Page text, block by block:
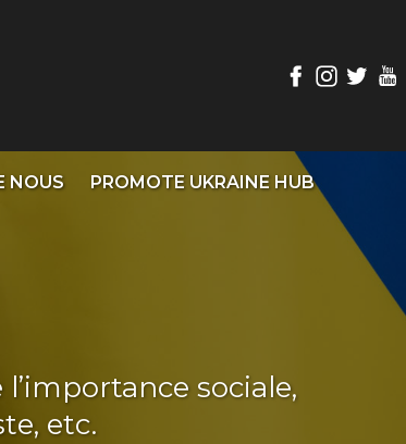
NOUS PROMOTE UKRAINE HUB
sociale,
etc.